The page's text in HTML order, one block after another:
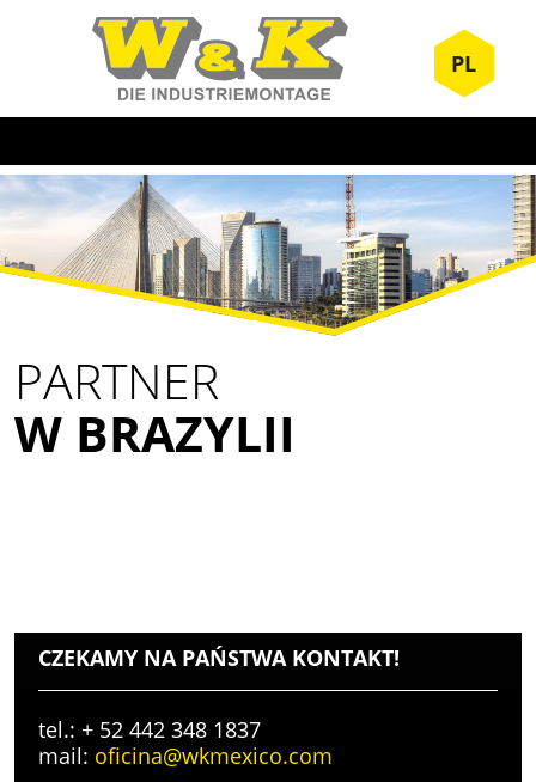
PL
PARTNER
W BRAZYLII
CZEKAMY NA PAŃSTWA KONTAKT!
tel.: + 52 442 348 1837
mail: oficina@wkmexico.com